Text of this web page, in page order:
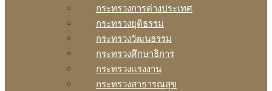
กระทรวงการต่างประเทศ
กระทรวงยุติธรรม
กระทรวงวัฒนธรรม
กระทรวงศึกษาธิการ
กระทรวงแรงงาน
กระทรวงสาธารณสุข